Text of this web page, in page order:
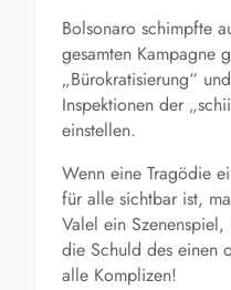
Bolsonaro schimpfte
gesamten Kampagne
„Bürokratisierung“
Inspektionen der
einstellen.
Wenn eine Tragödie
für alle sichtbar ist,
Valel ein
die Schuld des einen
alle Komplizen!